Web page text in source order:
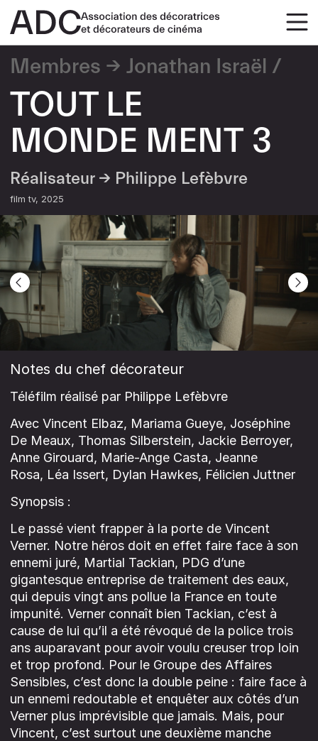
Membres Jonathan Israël
TOUT LE
MONDE MENT 3
Réalisateur → Philippe Lefèbvre
film tv 2025
Notes du chef décorateur
Téléfilm réalisé par Philippe Lefèbvre
Avec Vincent Elbaz, Mariama Gueye, Joséphine
De Meaux, Thomas Silberstein, Jackie Berroyer,
Anne Girouard, Marie-Ange Casta, Jeanne
Rosa, Léa Issert, Dylan Hawkes, Félicien Juttner
Synopsis :
Le passé vient frapper à la porte de Vincent
Verner. Notre héros doit en effet faire face à son
ennemi juré, Martial Tackian, PDG d’une
gigantesque entreprise de traitement des eaux,
qui depuis vingt ans pollue la France en toute
impunité. Verner connaît bien Tackian, c’est à
cause de lui qu’il a été révoqué de la police trois
ans auparavant pour avoir voulu creuser trop loin
et trop profond. Pour le Groupe des Affaires
Sensibles, c’est donc la double peine : faire face à
un ennemi redoutable et enquêter aux côtés d’un
Verner plus imprévisible que jamais. Mais, pour
Vincent, c’est surtout une deuxième manche